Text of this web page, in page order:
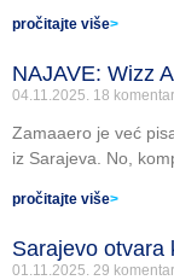
pročitajte više>
NAJAVE: Wizz
04.11.2025. 18
Zamaaero je već
iz Sarajeva. No,
pročitajte više>
Sarajevo otvara
01.11.2025. 29